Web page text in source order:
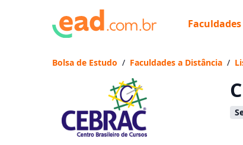
Faculdades
Bolsa de Estudo / Faculdades a Distância /